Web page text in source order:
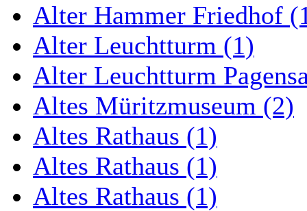
Alter Hammer Friedhof
Alter Leuchtturm (1)
Alter Leuchtturm
Altes Müritzmuseum (2)
Altes Rathaus (1)
Altes Rathaus (1)
Altes Rathaus (1)